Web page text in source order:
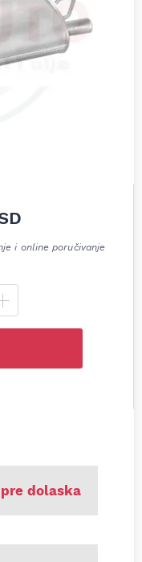
i online poručivanje
Honda Civic VI
dolaska